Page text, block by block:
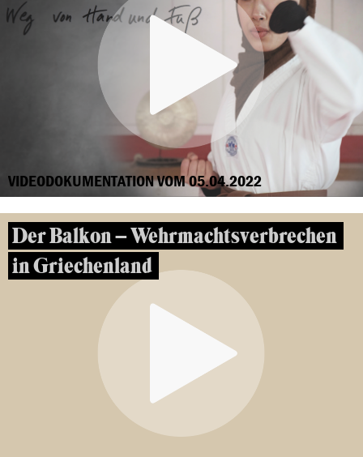
VIDEODOKUMENTATION VOM 05.04.2022
Der Balkon – Wehrmachtsverbrechen
in Griechenland